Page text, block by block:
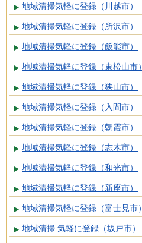
地域清掃気軽に登録（川越市）
地域清掃気軽に登録（所沢市）
地域清掃気軽に登録（飯能市）
地域清掃気軽に登録（東松山市）
地域清掃気軽に登録（狭山市）
地域清掃気軽に登録（入間市）
地域清掃気軽に登録（朝霞市）
地域清掃気軽に登録（志木市）
地域清掃気軽に登録（和光市）
地域清掃気軽に登録（新座市）
地域清掃気軽に登録（富士見市）
地域清掃 気軽に登録（坂戸市）